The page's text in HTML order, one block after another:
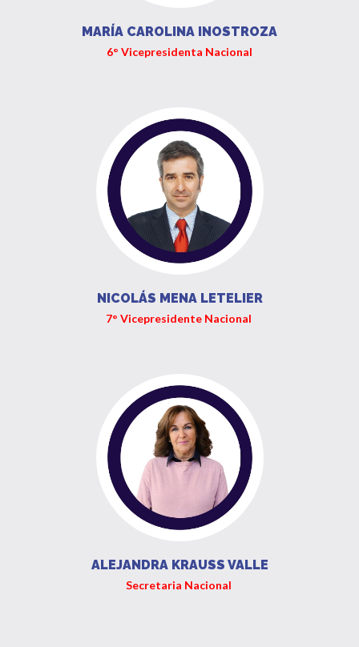
MARÍA CAROLINA INOSTROZA
6° Vicepresidenta Nacional
NICOLÁS MENA LETELIER
7° Vicepresidente Nacional
ALEJANDRA KRAUSS VALLE
Secretaria Nacional